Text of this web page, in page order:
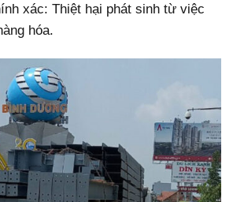
xác: Thiệt hại phát sinh từ việc
hóa.